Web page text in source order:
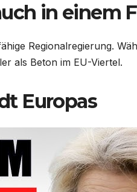
in einem
Regionalregierung.
als Beton im EU-Viertel.
Europas